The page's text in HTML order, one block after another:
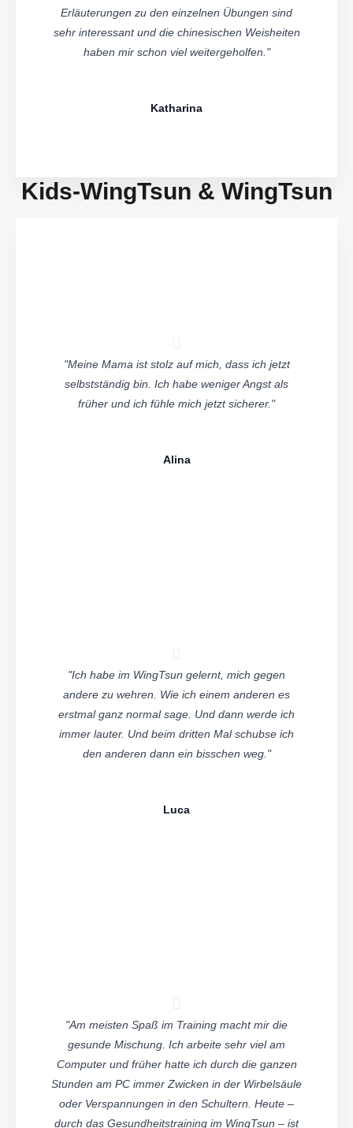
Erläuterungen zu den einzelnen Übungen sind
sehr interessant und die chinesischen Weisheiten
haben mir schon viel weitergeholfen."
Katharina
Kids-WingTsun & WingTsun
"Meine Mama ist stolz auf mich, dass ich jetzt
selbstständig bin. Ich habe weniger Angst als
früher und ich fühle mich jetzt sicherer."
Alina
"Ich habe im WingTsun gelernt, mich gegen
andere zu wehren. Wie ich einem anderen es
erstmal ganz normal sage. Und dann werde ich
immer lauter. Und beim dritten Mal schubse ich
den anderen dann ein bisschen weg."
Luca
"Am meisten Spaß im Training macht mir die
gesunde Mischung. Ich arbeite sehr viel am
Computer und früher hatte ich durch die ganzen
Stunden am PC immer Zwicken in der Wirbelsäule
oder Verspannungen in den Schultern. Heute –
durch das Gesundheitstraining im WingTsun – ist